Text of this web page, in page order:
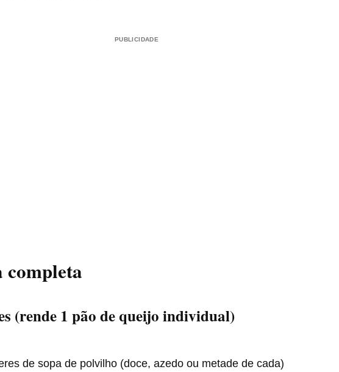
PUBLICIDADE
completa
(rende 1 pão de queijo individual)
de sopa de polvilho (doce, azedo ou metade de cada)